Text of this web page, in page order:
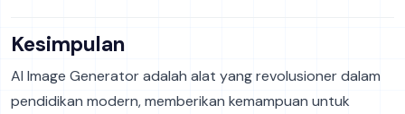
Kesimpulan
AI Image Generator adalah alat yang revolusioner dalam
pendidikan modern, memberikan kemampuan untuk